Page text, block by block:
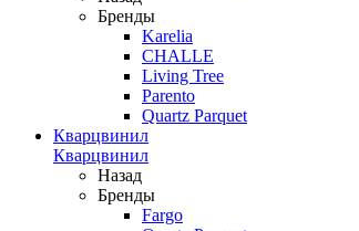
Бренды
Karelia
CHALLE
Living Tree
Parento
Quartz Parquet
Кварцвинил
Кварцвинил
Назад
Бренды
Fargo